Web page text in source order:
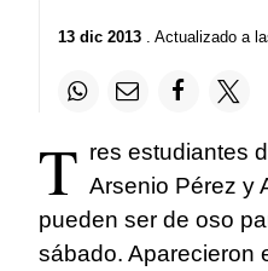
13 dic 2013. Actualizado a
T res estudiantes
Arsenio Pérez y
pueden ser de oso
sábado. Aparecieron